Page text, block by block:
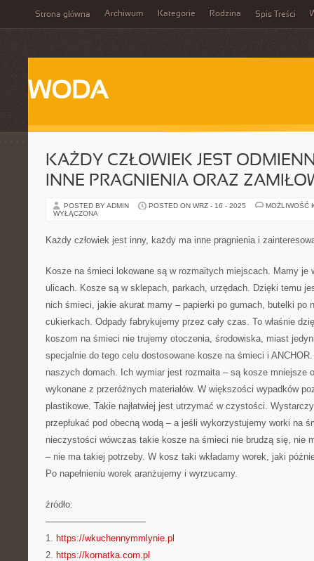
Strona główna Archiwum Kategorie Rodzina Spis Treści
WODA
KAŻDY CZŁOWIEK JEST
INNE PRAGNIENIA ORAZ
POSTED BY ADMIN POSTED ON WRZ - 16 - 2025
MOŻLIWOŚĆ
WYŁĄCZONA
Każdy człowiek jest inny, każdy ma inne pragnienia i
Kosze na śmieci lokowane są w rozmaitych miejscach. Mamy je
ulicach. Kosze są w sklepach, parkach, urzędach. Dzięki temu
nich śmieci, jakie akurat mamy – papierki po gumach, butelki po
cukierkach. Odpady fabrykujemy przez cały czas. To właśnie
koszom na śmieci nie trujemy otoczenia, środowiska, miast
specjalnie do tego celu dostosowane kosze na śmieci i
naszych domach. Ich wymiar jest rozmaita – są kosze mniejsze
wykonane z przeróżnych materiałów. W większości wypadków
plastikowe. Takie najłatwiej jest utrzymać w czystości.
przepłukać pod obecną wodą – a jeśli wykorzystujemy worki na
nieczystości wówczas takie kosze na śmieci nie brudzą się, nie
– nie ma takiej potrzeby. W kosz taki wkładamy worek, jaki
Po napełnieniu worek aranżujemy i wyrzucamy.
źródło:
———————————
1. https://wkuchennymmlynie.pl
2. https://kornatka.com.pl